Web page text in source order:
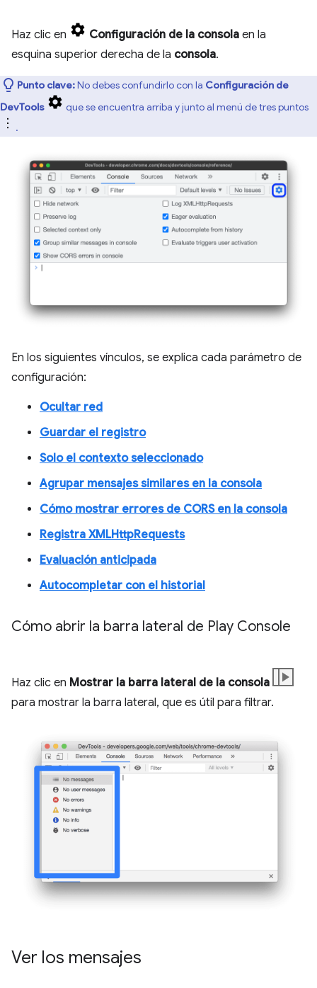
Haz clic en Configuración de la consola en la
esquina superior derecha de la consola.
Punto clave:No debes confundirlo con la Configuración de
DevTools
que se encuentra arriba y junto al menú de tres puntos
.
En los siguientes vínculos, se explica cada parámetro de
configuración:
Ocultar red
Guardar el registro
Solo el contexto seleccionado
Agrupar mensajes similares en la consola
Cómo mostrar errores de CORS en la consola
Registra XMLHttpRequests
Evaluación anticipada
Autocompletar con el historial
Cómo abrir la barra lateral de Play Console
Haz clic en Mostrar la barra lateral de la consola
para mostrar la barra lateral, que es útil para filtrar.
Ver los mensajes